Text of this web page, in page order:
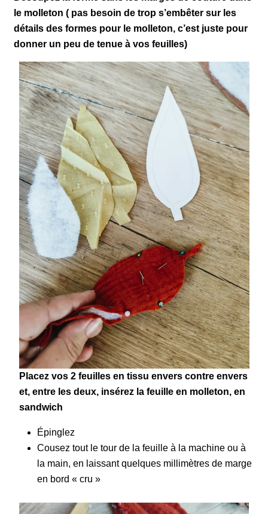
le molleton ( pas besoin de trop s’embêter sur les
détails des formes pour le molleton, c’est juste pour
donner un peu de tenue à vos feuilles)
Placez vos 2 feuilles en tissu envers contre envers
et, entre les deux, insérez la feuille en molleton, en
sandwich
Épinglez
Cousez tout le tour de la feuille à la machine ou à
la main, en laissant quelques millimètres de marge
en bord « cru »